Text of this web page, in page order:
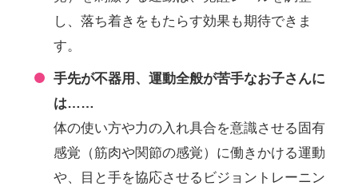
し、落ち着きをもたらす効果も期待できま
す。
手先が不器用、運動全般が苦手なお子さんに
は……
体の使い方や力の入れ具合を意識させる固有
感覚（筋肉や関節の感覚）に働きかける運動
や、目と手を協応させるビジョントレーニン